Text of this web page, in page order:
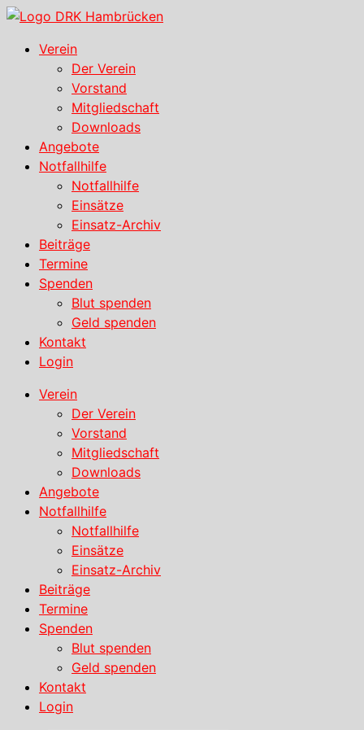
Zum
springenVerein
Der Verein
Vorstand
Mitgliedschaft
Downloads
Angebote
Notfallhilfe
Notfallhilfe
Einsätze
Einsatz-Archiv
Beiträge
Termine
Spenden
Blut spenden
Geld spenden
Kontakt
Login
Verein
Der Verein
Vorstand
Mitgliedschaft
Downloads
Angebote
Notfallhilfe
Notfallhilfe
Einsätze
Einsatz-Archiv
Beiträge
Termine
Spenden
Blut spenden
Geld spenden
Kontakt
Login